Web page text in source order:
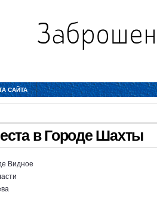
САЙТА
в Городе Шахты
Видное